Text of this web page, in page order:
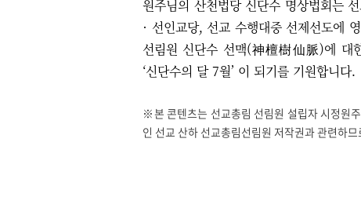
원주님의 산천법당 신단수 명상법회는
· 선인교당, 선교 수행대중 선제선도에
선림원 신단수 선맥(神檀樹仙脈)에 대
‘신단수의 달 7월’ 이 되기를 기원합니다.
※본 콘텐츠는 선교총림 선림원 설립자 시정원
인 선교 산하 선교총림선림원 저작권과 관련하